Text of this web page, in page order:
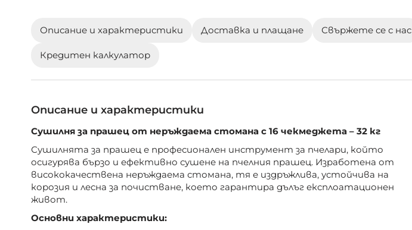
снимки
Описание и характеристики Доставка и плащане Свържете се с нас
Кредитен калкулатор
Описание и характеристики
Сушилня за прашец от неръждаема стомана с 16 чекмеджета – 32 кг
Сушилнята за прашец е професионален инструмент за пчелари, който
осигурява бързо и ефективно сушене на пчелния прашец. Изработена от
висококачествена неръждаема стомана, тя е издръжлива, устойчива на
корозия и лесна за почистване, което гарантира дълъг експлоатационен
живот.
Основни характеристики: